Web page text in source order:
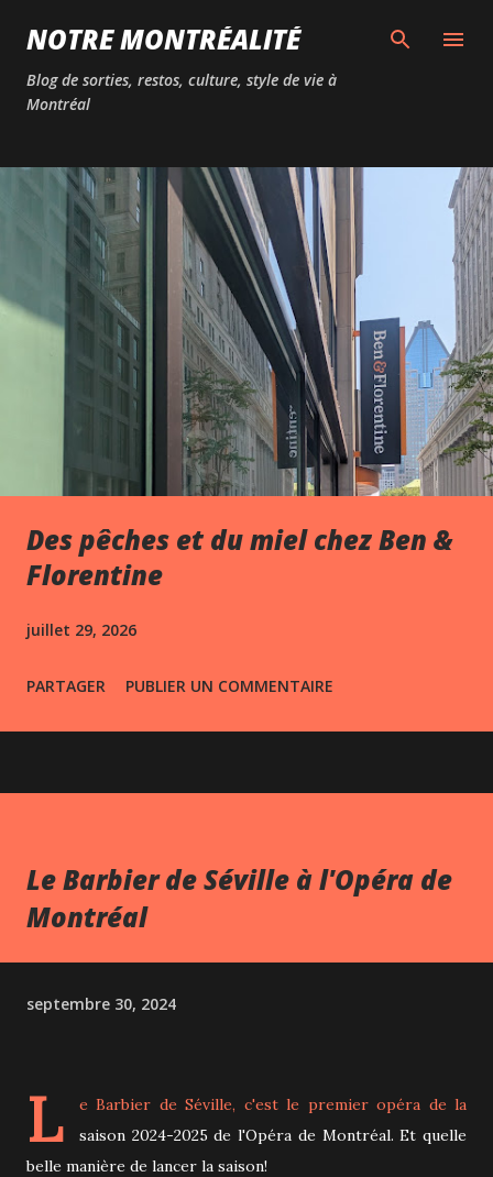
Passer au contenu principal
NOTRE MONTRÉALITÉ
Blog de sorties, restos, culture, style de vie à
Montréal
Des pêches et du miel chez Ben &
Florentine
juillet 29, 2026
PARTAGER PUBLIER UN COMMENTAIRE
Le Barbier de Séville à l'Opéra de
Montréal
septembre 30, 2024
L
e Barbier de Séville, c'est le premier opéra de la
saison 2024-2025 de l'Opéra de Montréal. Et quelle
belle manière de lancer la saison!